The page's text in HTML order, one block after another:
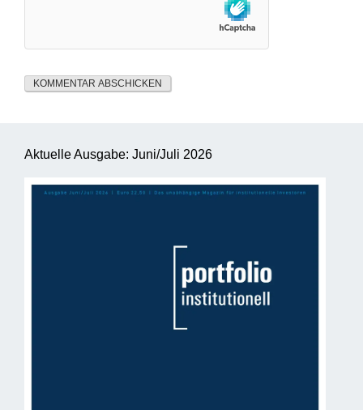
Aktuelle Ausgabe: Juni/Juli 2026